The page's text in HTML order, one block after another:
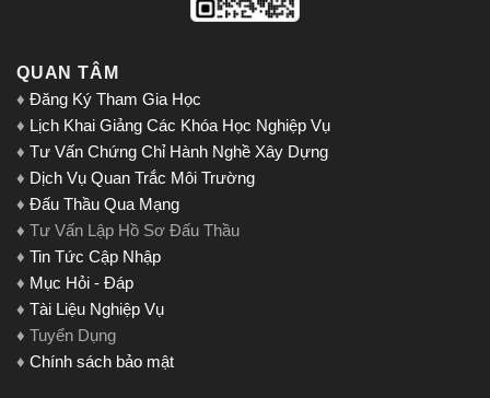
QUAN TÂM
♦ Đăng Ký Tham Gia Học
♦ Lịch Khai Giảng Các Khóa Học Nghiệp Vụ
♦ Tư Vấn Chứng Chỉ Hành Nghề Xây Dựng
♦ Dịch Vụ Quan Trắc Môi Trường
♦ Đấu Thầu Qua Mạng
♦ Tư Vấn Lập Hồ Sơ Đấu Thầu
♦ Tin Tức Cập Nhập
♦ Mục Hỏi - Đáp
♦ Tài Liệu Nghiệp Vụ
♦ Tuyển Dụng
♦ Chính sách bảo mật